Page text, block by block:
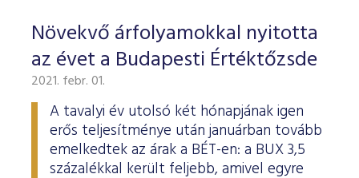
Növekvő árfolyamokkal nyitotta
az évet a Budapesti Értéktőzsde
2021. febr. 01.
A tavalyi év utolsó két hónapjának igen
erős teljesítménye után januárban tovább
emelkedtek az árak a BÉT-en: a BUX 3,5
százalékkal került feljebb, amivel egyre